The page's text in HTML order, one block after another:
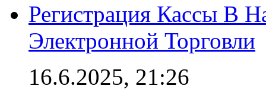
Регистрация Кассы В
Электронной Торговли
16.6.2025, 21:26